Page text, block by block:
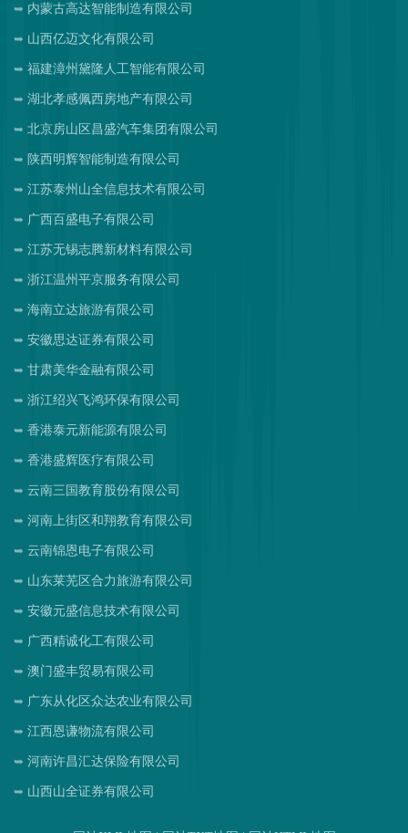
内蒙古高达智能制造有限公司
山西亿迈文化有限公司
福建漳州黛隆人工智能有限公司
湖北孝感佩西房地产有限公司
北京房山区昌盛汽车集团有限公司
陕西明辉智能制造有限公司
江苏泰州山全信息技术有限公司
广西百盛电子有限公司
江苏无锡志腾新材料有限公司
浙江温州平京服务有限公司
海南立达旅游有限公司
安徽思达证券有限公司
甘肃美华金融有限公司
浙江绍兴飞鸿环保有限公司
香港泰元新能源有限公司
香港盛辉医疗有限公司
云南三国教育股份有限公司
河南上街区和翔教育有限公司
云南锦恩电子有限公司
山东莱芜区合力旅游有限公司
安徽元盛信息技术有限公司
广西精诚化工有限公司
澳门盛丰贸易有限公司
广东从化区众达农业有限公司
江西恩谦物流有限公司
河南许昌汇达保险有限公司
山西山全证券有限公司